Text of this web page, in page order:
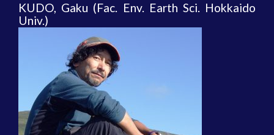
KUDO, Gaku (Fac. Env. Earth Sci. Hokkaido
Univ.)